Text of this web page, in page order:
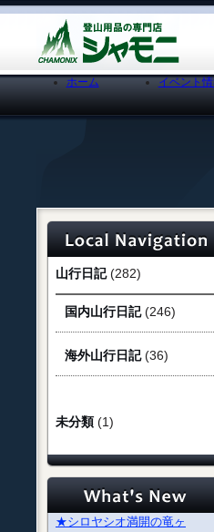
ホーム イベント
山行日記(282)
国内山行日記(246)
海外山行日記(36)
未分類(1)
★シロヤシオ満開の竜ヶ